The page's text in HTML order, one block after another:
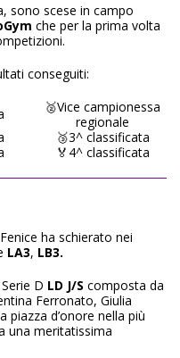
sono scese in campo
che per la prima volta
conseguiti:
🥈Vice campionessa
regionale
🥉3^ classificata
🏅4^ classificata
ha schierato nei
LA3, LB3.
D LD J/S composta da
Ferronato, Giulia
piazza d’onore nella più
una meritatissima